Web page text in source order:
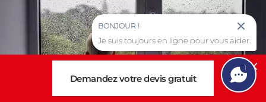
Demandez votre devis gratuit
1
BONJOUR !
Je suis toujours en ligne pour vous aider.